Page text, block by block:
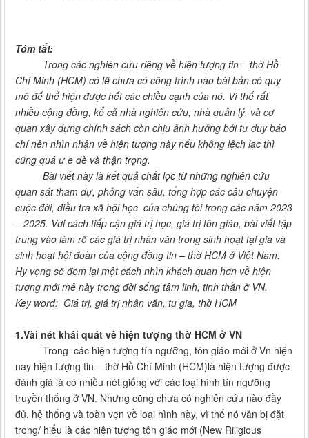
Tóm tắt:
Trong các nghiên cứu riêng về hiện tượng tin – thờ Hồ
Chí Minh (HCM) có lẽ chưa có công trình nào bài bản có quy
mô để thể hiện được hết các chiều cạnh của nó. Vì thế rất
nhiều cộng đồng, kể cả nhà nghiên cứu, nhà quản lý, và cơ
quan xây dựng chính sách còn chịu ảnh hưởng bởi tư duy báo
chí nên nhìn nhận về hiện tượng này nếu không lệch lạc thì
cũng quá ư e dè và thận trọng.
Bài viết này là kết quả chắt lọc từ những nghiên cứu
quan sát tham dự, phỏng vấn sâu, tổng hợp các câu chuyện
cuộc đời, điều tra xã hội học của chúng tôi trong các năm 2023
– 2025. Với cách tiếp cận giá trị học, giá trị tôn giáo, bài viết tập
trung vào làm rõ các giá trị nhân văn trong sinh hoạt tại gia và
sinh hoạt hội đoàn của cộng đồng tin – thờ HCM ở Việt Nam.
Hy vọng sẽ đem lại một cách nhìn khách quan hơn về hiện
tượng mới mẻ này trong đời sống tâm linh, tinh thần ở VN.
Key word: Giá trị, giá trị nhân văn, tu gia, thờ HCM
1.Vài nét khái quát về hiện tượng thờ HCM ở VN
Trong các hiện tượng tín ngưỡng, tôn giáo mới ở Vn hiện
nay hiện tượng tin – thờ Hồ Chí Minh (HCM)là hiện tượng được
đánh giá là có nhiều nét giống với các loại hình tín ngưỡng
truyền thống ở VN. Nhưng cũng chưa có nghiên cứu nào đầy
đủ, hệ thống và toàn vẹn về loại hình này, vì thế nó vẫn bị đặt
trong/ hiểu là các hiện tượng tôn giáo mới (New Riligious